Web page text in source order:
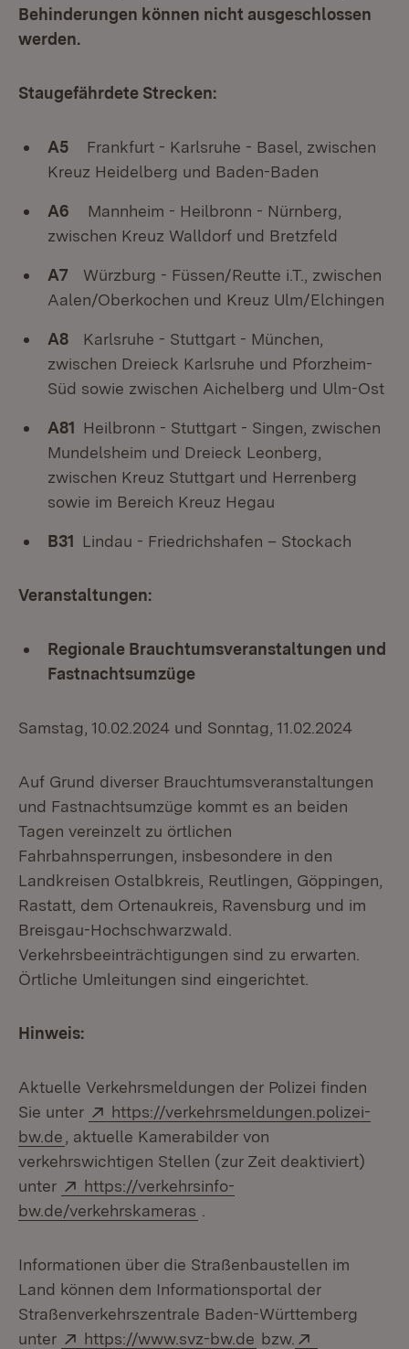
Behinderungen können nicht ausgeschlossen
werden.
Staugefährdete Strecken:
A5 Frankfurt - Karlsruhe - Basel, zwischen
Kreuz Heidelberg und Baden-Baden
A6 Mannheim - Heilbronn - Nürnberg,
zwischen Kreuz Walldorf und Bretzfeld
A7 Würzburg - Füssen/Reutte i.T., zwischen
Aalen/Oberkochen und Kreuz Ulm/Elchingen
A8 Karlsruhe - Stuttgart - München,
zwischen Dreieck Karlsruhe und Pforzheim-
Süd sowie zwischen Aichelberg und Ulm-Ost
A81 Heilbronn - Stuttgart - Singen, zwischen
Mundelsheim und Dreieck Leonberg,
zwischen Kreuz Stuttgart und Herrenberg
sowie im Bereich Kreuz Hegau
B31 Lindau - Friedrichshafen – Stockach
Veranstaltungen:
Regionale Brauchtumsveranstaltungen und
Fastnachtsumzüge
Samstag, 10.02.2024 und Sonntag, 11.02.2024
Auf Grund diverser Brauchtumsveranstaltungen
und Fastnachtsumzüge kommt es an beiden
Tagen vereinzelt zu örtlichen
Fahrbahnsperrungen, insbesondere in den
Landkreisen Ostalbkreis, Reutlingen, Göppingen,
Rastatt, dem Ortenaukreis, Ravensburg und im
Breisgau-Hochschwarzwald.
Verkehrsbeeinträchtigungen sind zu erwarten.
Örtliche Umleitungen sind eingerichtet.
Hinweis:
Aktuelle Verkehrsmeldungen der Polizei finden
Sie unter
Extern:
https://verkehrsmeldungen.polizei-
bw.de (Öffnet in neuem Fenster)
, aktuelle Kamerabilder von
verkehrswichtigen Stellen (zur Zeit deaktiviert)
unter
Extern:
https://verkehrsinfo-
bw.de/verkehrskameras
Informationen über die Straßenbaustellen im
Land können dem Informationsportal der
Straßenverkehrszentrale Baden-Württemberg
unter
Extern:
https://www.svz-bw.de (Öffnet in neuem
bzw.